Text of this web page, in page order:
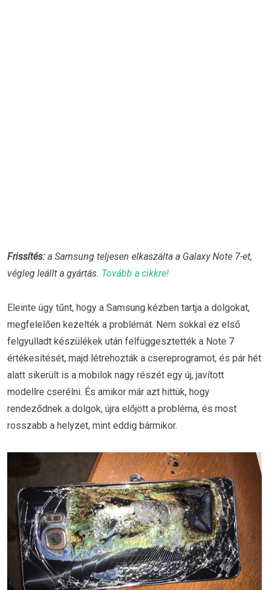
Frissítés: a Samsung teljesen elkaszálta a Galaxy Note 7-et,
végleg leállt a gyártás. Tovább a cikkre!
Eleinte úgy tűnt, hogy a Samsung kézben tartja a dolgokat,
megfelelően kezelték a problémát. Nem sokkal ez első
felgyulladt készülékek után felfüggesztették a Note 7
értékesítését, majd létrehozták a csereprogramot, és pár hét
alatt sikerült is a mobilok nagy részét egy új, javított
modellre cserélni. És amikor már azt hittük, hogy
rendeződnek a dolgok, újra előjött a probléma, és most
rosszabb a helyzet, mint eddig bármikor.